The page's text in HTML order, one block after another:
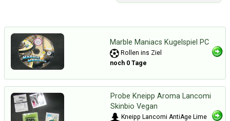
Marble Maniacs Kugelspiel PC
Rollen ins Ziel
noch 0 Tage
Probe Kneipp Aroma Lancomi
Skinbio Vegan
Kneipp Lancomi AntiAge Lime